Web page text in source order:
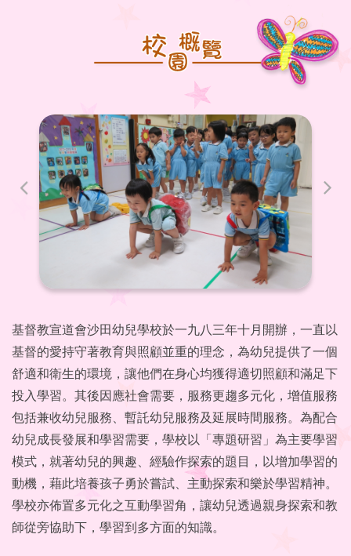
基督教宣道會沙田幼兒學校於一九八三年十月開辦，一直以
基督的愛持守著教育與照顧並重的理念，為幼兒提供了一個
舒適和衛生的環境，讓他們在身心均獲得適切照顧和滿足下
投入學習。其後因應社會需要，服務更趨多元化，增值服務
包括兼收幼兒服務、暫託幼兒服務及延展時間服務。為配合
幼兒成長發展和學習需要，學校以「專題研習」為主要學習
模式，就著幼兒的興趣、經驗作探索的題目，以增加學習的
動機，藉此培養孩子勇於嘗試、主動探索和樂於學習精神。
學校亦佈置多元化之互動學習角，讓幼兒透過親身探索和教
師從旁協助下，學習到多方面的知識。